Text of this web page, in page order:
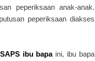
peperiksaan anak-anak.
peperiksaan diakses
ibu bapaini, ibu bapa